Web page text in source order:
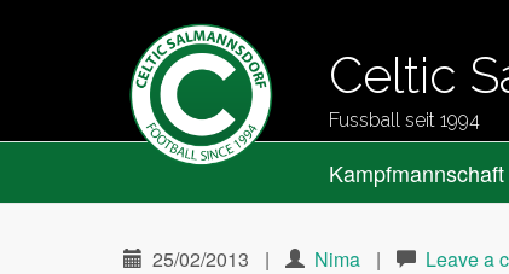
Celtic
Fussball seit 1994
Primary
Menu
Celtic SalmannsdorfKampfmannschaft
25/02/2013 | Nima | Leave a